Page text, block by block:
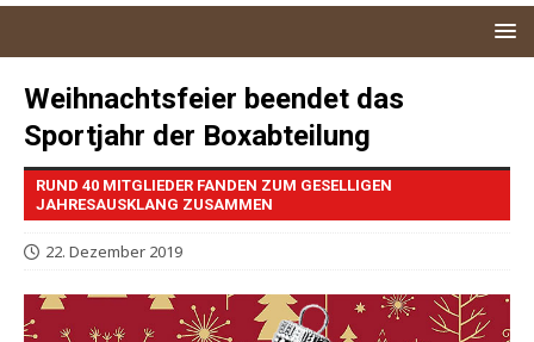
Weihnachtsfeier beendet das
Sportjahr der Boxabteilung
RUND 40 MITGLIEDER FANDEN ZUM GESELLIGEN
JAHRESAUSKLANG ZUSAMMEN
22. Dezember 2019